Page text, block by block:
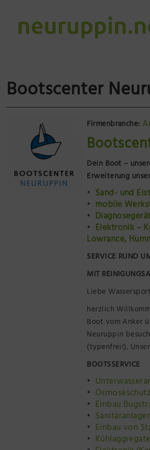
Bootscenter
Firmenbranche:
Dein Boot –
Erweiterung
Sand- und
mobile
Elektronik –
Lowrance,
SERVICE RUND
MIT
Liebe
herzlich
Boot vom Anker
Neuruppin
(typenfrei!).
BOOTSSERVICE
Einbau
Einbau von